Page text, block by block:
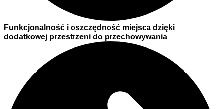
Funkcjonalność i oszczędność miejsca dzięki
dodatkowej przestrzeni do przechowywania